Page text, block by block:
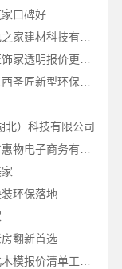
口碑好
国内专业室内装修费用预算，江西圣匠新型环保材料有限公司透明公开
北）科技有限公司
环保落地
翻新首选